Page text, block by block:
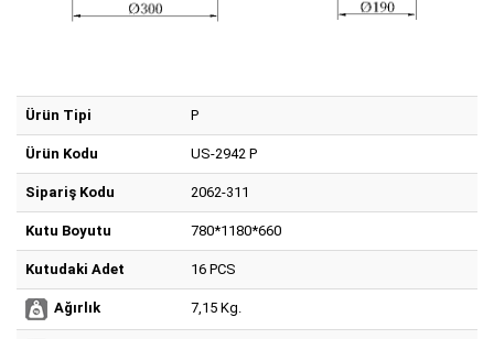
Ürün Tipi P
Ürün Kodu US-2942 P
Sipariş Kodu 2062-311
Kutu Boyutu 780*1180*660
Kutudaki Adet 16 PCS
Ağırlık 7,15 Kg.